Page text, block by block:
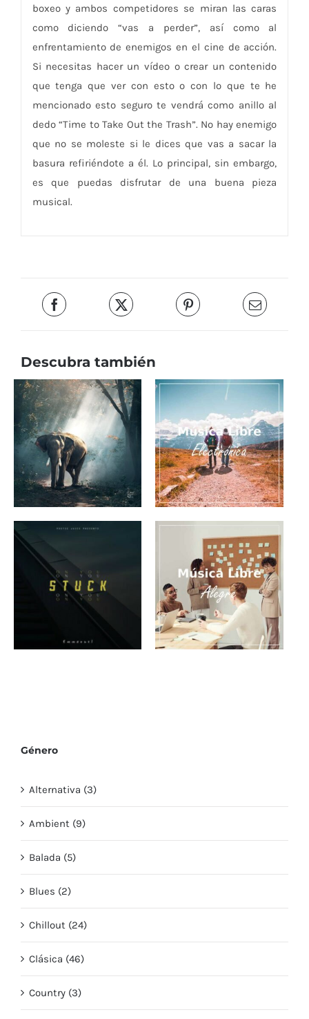
boxeo y ambos competidores se miran las caras
como diciendo “vas a perder”, así como al
enfrentamiento de enemigos en el cine de acción.
Si necesitas hacer un vídeo o crear un contenido
que tenga que ver con esto o con lo que te he
mencionado esto seguro te vendrá como anillo al
dedo “Time to Take Out the Trash”. No hay enemigo
que no se moleste si le dices que vas a sacar la
basura refiriéndote a él. Lo principal, sin embargo,
es que puedas disfrutar de una buena pieza
musical.
Descubra también
Fale (música
instrumental)
Música electrónica
sin derecho para
creadores de
contenido
Género
Alternativa (3)
Ambient (9)
Balada (5)
Blues (2)
Chillout (24)
Clásica (46)
Country (3)